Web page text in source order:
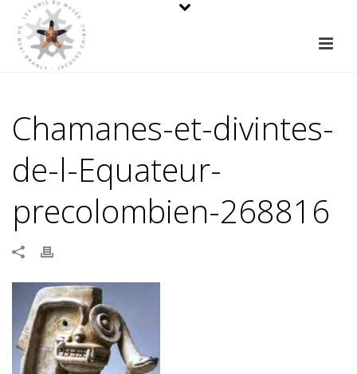
Chamanes-et-divintes-
de-l-Equateur-
precolombien-268816